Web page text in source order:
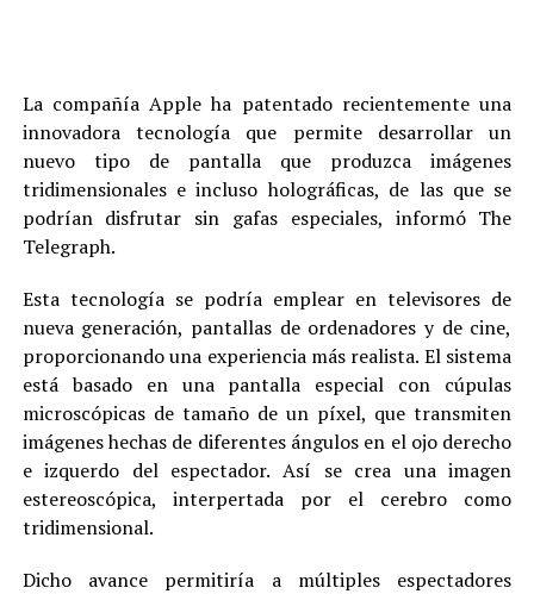
La compañía Apple ha patentado recientemente una
innovadora tecnología que permite desarrollar un
nuevo tipo de pantalla que produzca imágenes
tridimensionales e incluso holográficas, de las que se
podrían disfrutar sin gafas especiales, informó The
Telegraph.
Esta tecnología se podría emplear en televisores de
nueva generación, pantallas de ordenadores y de cine,
proporcionando una experiencia más realista. El sistema
está basado en una pantalla especial con cúpulas
microscópicas de tamaño de un píxel, que transmiten
imágenes hechas de diferentes ángulos en el ojo derecho
e izquerdo del espectador. Así se crea una imagen
estereoscópica, interpertada por el cerebro como
tridimensional.
Dicho avance permitiría a múltiples espectadores